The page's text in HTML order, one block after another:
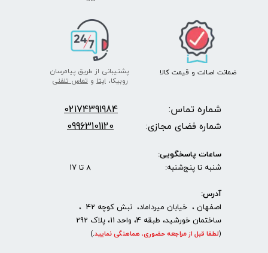
پشتیبانی از طریق پیامرسان
روبیکا،ایتا وتماس تلفنی
ضمانت اصالت و قیمت​​​​​​​ کالا ​​​​​​​
شماره تماس: 02174391984
شماره فضای مجازی: 09963101120
ساعات پاسخگویی:
شنبه تا پنج‌شنبه: 8 تا 17
آدرس:
اصفهان ، خیابان میرداماد، نبش کوچه 42 ،
ساختمان خورشید، طبقه 4، واحد 11، پلاک 292
(لطفا قبل از مراجعه حضوری، هماهنگی نمایید.
)